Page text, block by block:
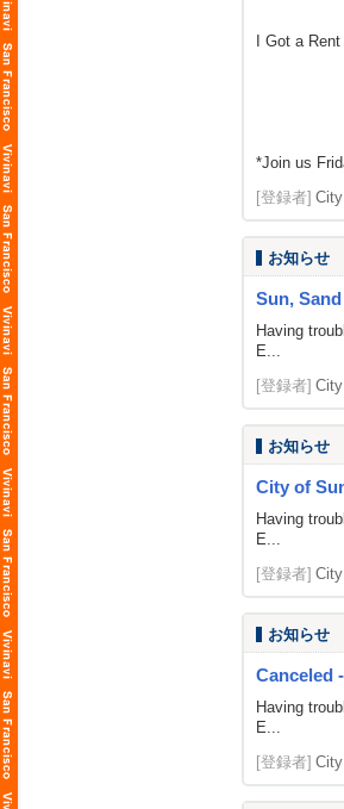
I Got a
*Join us
[登録者]
お知らせ
Sun,
Having
E...
[登録者]
お知らせ
City of
Having
E...
[登録者]
お知らせ
Canceled
Having
E...
[登録者]